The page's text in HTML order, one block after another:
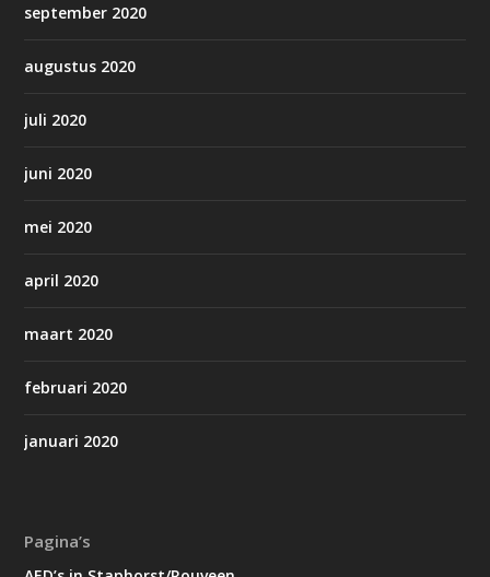
september 2020
augustus 2020
juli 2020
juni 2020
mei 2020
april 2020
maart 2020
februari 2020
januari 2020
Pagina’s